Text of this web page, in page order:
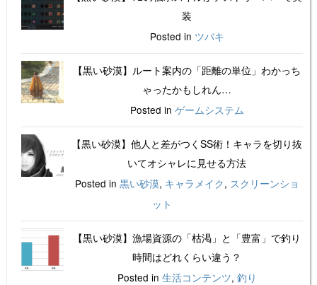
装
Posted in ツバキ
【黒い砂漠】ルート案内の「距離の単位」わかっち
ゃったかもしれん…
Posted in ゲームシステム
【黒い砂漠】他人と差がつくSS術！キャラを切り抜
いてオシャレに見せる方法
Posted in 黒い砂漠, キャラメイク, スクリーンショ
ット
【黒い砂漠】漁場資源の「枯渇」と「豊富」で釣り
時間はどれくらい違う？
Posted in 生活コンテンツ, 釣り